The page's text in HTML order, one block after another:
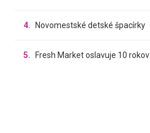
4. Novomestské detské špacírky
5. Fresh Market oslavuje 10 rokov